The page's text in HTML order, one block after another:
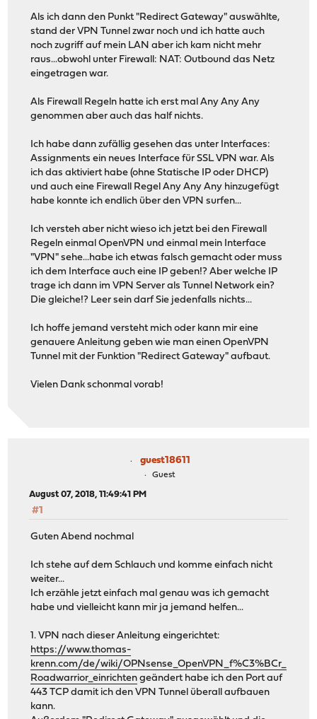
Als ich dann den Punkt "Redirect Gateway" auswählte,
stand der VPN Tunnel zwar noch und ich hatte auch
noch zugriff auf mein LAN aber ich kam nicht mehr
raus...obwohl unter Firewall: NAT: Outbound das Netz
eingetragen war.
Als Firewall Regeln hatte ich erst mal Any Any Any
genommen aber auch das half nichts.
Ich habe dann zufällig gesehen das unter Interfaces:
Assignments ein neues Interface für SSL VPN war. Als
ich das aktiviert habe (ohne Statische IP oder DHCP)
und auch eine Firewall Regel Any Any Any hinzugefügt
habe konnte ich endlich über den VPN surfen...
Ich versteh aber nicht wieso ich jetzt bei den Firewall
Regeln einmal OpenVPN und einmal mein Interface
"VPN" sehe...habe ich etwas falsch gemacht oder muss
ich dem Interface auch eine IP geben!? Aber welche IP
trage ich dann im VPN Server als Tunnel Network ein?
Die gleiche!? Leer sein darf Sie jedenfalls nichts...
Ich hoffe jemand versteht mich oder kann mir eine
genauere Anleitung geben wie man einen OpenVPN
Tunnel mit der Funktion "Redirect Gateway" aufbaut.
Vielen Dank schonmal vorab!
guest18611
Guest
August 07, 2018, 11:49:41 PM
#1
Guten Abend nochmal
Ich stehe auf dem Schlauch und komme einfach nicht
weiter...
Ich erzähle jetzt einfach mal genau was ich gemacht
habe und vielleicht kann mir ja jemand helfen...
1. VPN nach dieser Anleitung eingerichtet:
https://www.thomas-
krenn.com/de/wiki/OPNsense_OpenVPN_f%C3%BCr_
Roadwarrior_einrichten geändert habe ich den Port auf
443 TCP damit ich den VPN Tunnel überall aufbauen
kann.